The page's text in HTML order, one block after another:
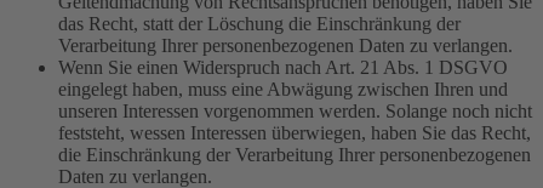
das Recht, statt der Löschung die Einschränkung der
Verarbeitung Ihrer personenbezogenen Daten zu verlangen.
Wenn Sie einen Widerspruch nach Art. 21 Abs. 1 DSGVO
eingelegt haben, muss eine Abwägung zwischen Ihren und
unseren Interessen vorgenommen werden. Solange noch nicht
feststeht, wessen Interessen überwiegen, haben Sie das Recht,
die Einschränkung der Verarbeitung Ihrer personenbezogenen
Daten zu verlangen.